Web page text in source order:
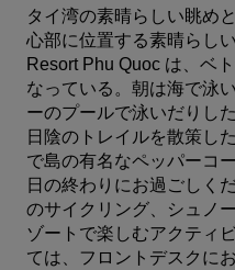
タイ湾の素晴らしい眺め
心部に位置する素晴らし
Resort Phu Quoc は、ベ
なっている。朝は海で泳
ーのプールで泳いだりし
日陰のトレイルを散策し
で島の有名なペッパーコ
日の終わりにお過ごしく
のサイクリング、シュノ
ゾートで楽しむアクティ
ては、 フロントデスクに